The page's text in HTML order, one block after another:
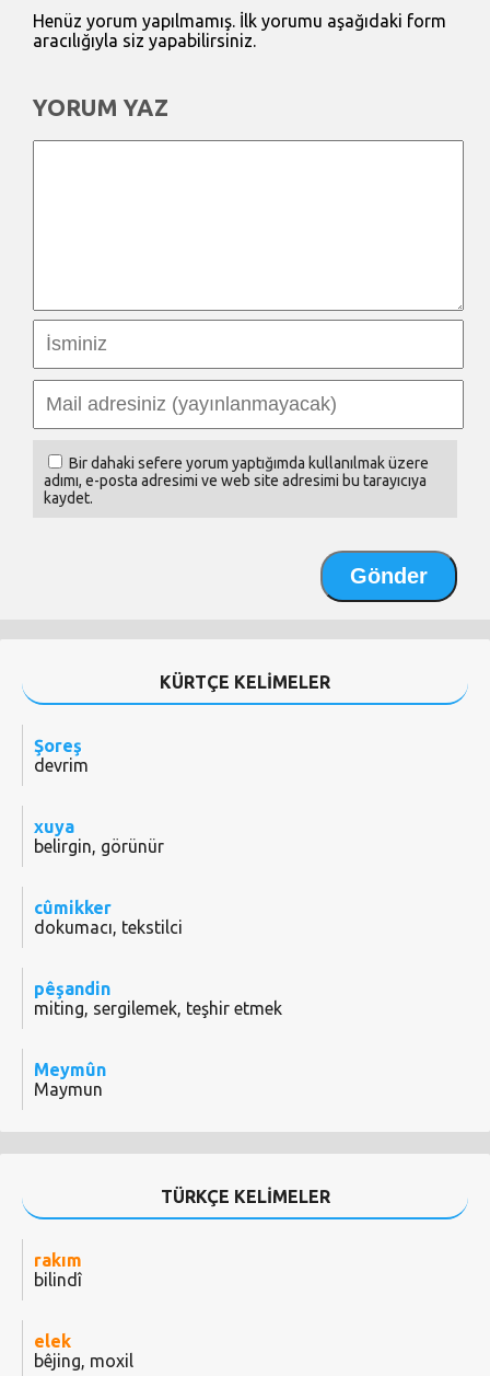
Henüz yorum yapılmamış. İlk yorumu aşağıdaki form
aracılığıyla siz yapabilirsiniz.
YORUM YAZ
Bir dahaki sefere yorum yaptığımda kullanılmak üzere
adımı, e-posta adresimi ve web site adresimi bu tarayıcıya
kaydet.
KÜRTÇE KELİMELER
Şoreş
devrim
xuya
belirgin, görünür
cûmikker
dokumacı, tekstilci
pêşandin
miting, sergilemek, teşhir etmek
Meymûn
Maymun
TÜRKÇE KELİMELER
rakım
bilindî
elek
bêjing, moxil